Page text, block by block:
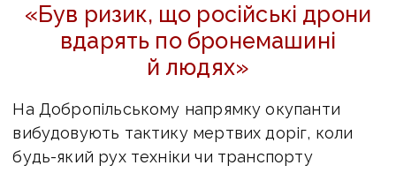
«Був ризик, що російські дрони
вдарять по бронемашині
й людях»
На Добропільському напрямку окупанти
вибудовують тактику мертвих доріг, коли
будь-який рух техніки чи транспорту